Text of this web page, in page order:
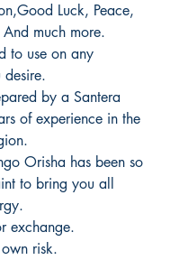
Luck, Peace,
much more.
to use on any
desire.
by a Santera
of experience in the
Orisha has been so
to bring you all
exchange.
risk.